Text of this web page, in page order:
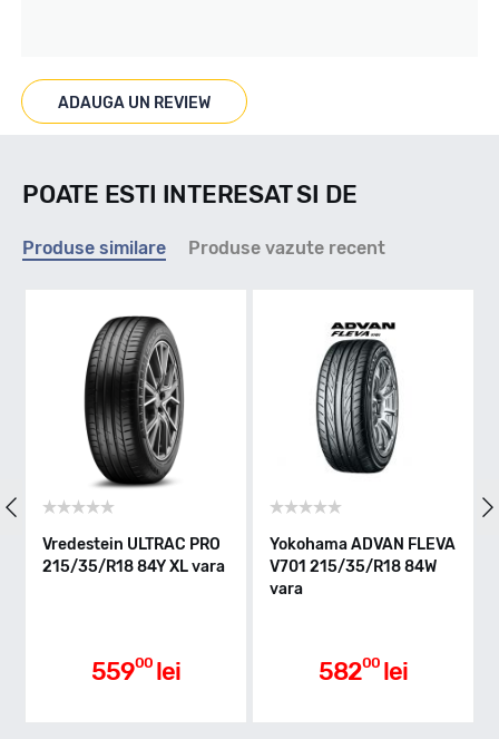
Marcat M+S
Indice greutate
Aderenta pe carosabil ud
ADAUGA UN REVIEW
POATE ESTI INTERESAT SI DE
Produse similare Produse vazute recent
Vredestein ULTRAC PRO
215/35/R18 84Y XL vara
55900 lei
Yokohama ADVAN FLEVA
V701 215/35/R18 84W
vara
58200 lei